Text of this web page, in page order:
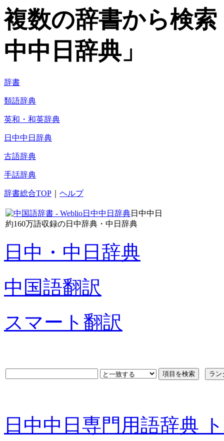
複数の辞書から検
中中日辞典」
辞書
類語辞典
英和・和英辞典
日中中日辞典
古語辞典
手話辞典
辞書総合TOP ヘルプ
日中中日
約160万語収録の日中辞典・中日辞典
日中・中日辞典
中国語翻訳
スマート翻訳
日中中日専門用語辞典